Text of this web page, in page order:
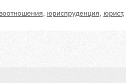
юриспруденция юрист,